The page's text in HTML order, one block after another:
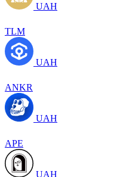
UAH
TLM
UAH
ANKR
UAH
APE
UAH